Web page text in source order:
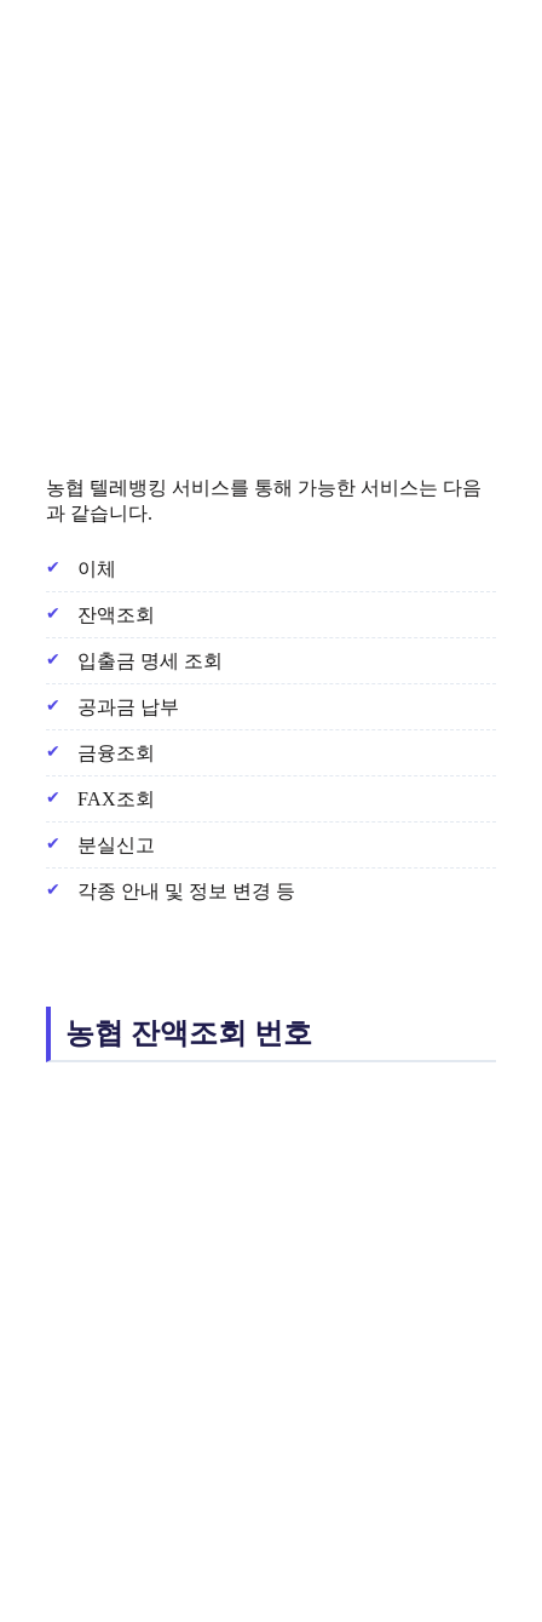
농협 텔레뱅킹 서비스를 통해 가능한 서비스는 다음
과 같습니다.
이체
잔액조회
입출금 명세 조회
공과금 납부
금융조회
FAX조회
분실신고
각종 안내 및 정보 변경 등
농협 잔액조회 번호